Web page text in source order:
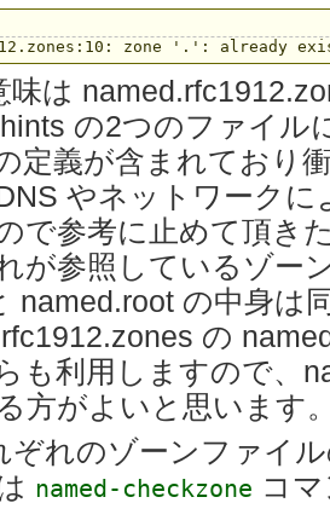
味は
の2つのファイル
定義が含まれており
やネットワークに
で参考に止めて頂き
が参照しているゾー
named.root の中身は
の
も利用しますので、
方がよいと思います
ぞれのゾーンファイ
named-checkzone コ